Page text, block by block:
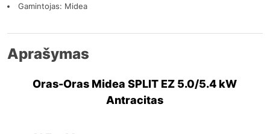
Gamintojas: Midea
Aprašymas
Oras-Oras Midea SPLIT EZ 5.0/5.4 kW
Antracitas